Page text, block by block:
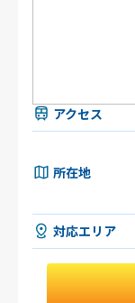
アクセス
所在地
対応エリア